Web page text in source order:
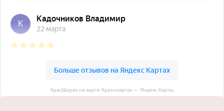
КрасШарик на карте Красноярска — Яндекс Карты